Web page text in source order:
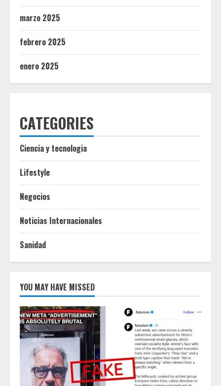
marzo 2025
febrero 2025
enero 2025
CATEGORIES
Ciencia y tecnologia
Lifestyle
Negocios
Noticias Internacionales
Sanidad
YOU MAY HAVE MISSED